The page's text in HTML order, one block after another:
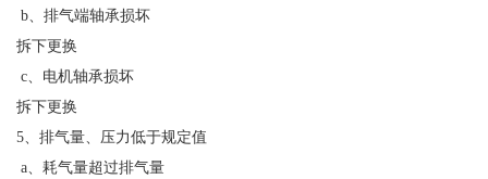
b、排气端轴承损坏
拆下更换
c、电机轴承损坏
拆下更换
5、排气量、压力低于规定值
a、耗气量超过排气量